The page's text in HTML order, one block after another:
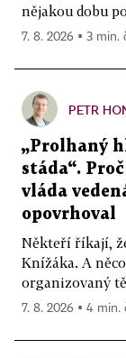
nějakou dobu
7. 8. 2026 ▪ 3 min.
PETR
„Prolhaný
stáda“.
vláda
opovrhoval
Někteří říkají,
Knížáka. A
organizovaný
7. 8. 2026 ▪ 4 min.